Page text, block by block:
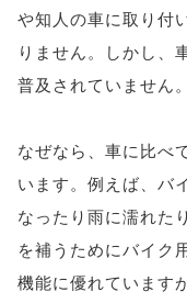
や知人の車に取り付
りません。しかし、
普及されていません。
なぜなら、車に比べ
います。例えば、バ
なったり雨に濡れた
を補うためにバイク
機能に優れています